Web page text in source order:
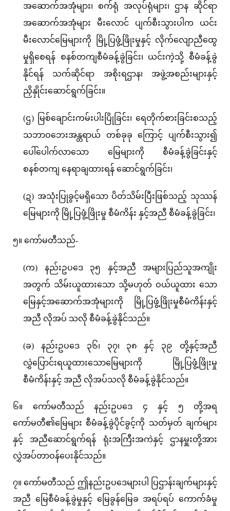
အဆောက်အအုံများ၊ စက်ရုံ အလုပ်ရုံများ၊ ဌာန ဆိုင်ရာ
အဆောက်အအုံများ မီးလောင် ပျက်စီးသွားပါက ယင်း
မီးလောင်မြေများကို မြို့ပြဖွံ့ဖြိုးမှုနှင့် လိုက်လျောညီထွေ
မှုရှိစေရန် စနစ်တကျစီမံခန့်ခွဲခြင်း၊ ယင်းကဲ့သို့ စီမံခန့်ခွဲ
နိုင်ရန် သက်ဆိုင်ရာ အစိုးရဌာန၊ အဖွဲ့အစည်းများနှင့်
ညှိနှိုင်းဆောင်ရွက်ခြင်း။
(ဌ) မြစ်ချောင်းကမ်းပါးပြိုခြင်း၊ ရေတိုက်စားခြင်းစသည့်
သဘာဝဘေးအန္တရာယ် တစ်ခုခု ကြောင့် ပျက်စီးသွား၍
ပေါ်ပေါက်လာသော မြေများကို စီမံခန့်ခွဲခြင်းနှင့်
စနစ်တကျ နေရာချထားရန် ဆောင်ရွက်ခြင်း၊
(ဍ) အသုံးပြုခွင့်မရှိသော ပိတ်သိမ်းပြီးဖြစ်သည့် သုဿန်
မြေများကို မြို့ပြဖွံ့ဖြိုးမှု စီမံကိန်း နှင့်အညီ စီမံခန့်ခွဲခြင်း၊
၅။ ကော်မတီသည်-
(က) နည်းဥပဒေ ၃၅ နှင့်အညီ အများပြည်သူအကျိုး
အတွက် သိမ်းယူထားသော သို့မဟုတ် ဝယ်ယူထား သော
မြေနှင့်အဆောက်အအုံများကို မြို့ပြဖွံ့ဖြိုးမှုစီမံကိန်းနှင့်
အညီ လိုအပ် သလို စီမံခန့်ခွဲနိုင်သည်။
(ခ) နည်းဥပဒေ ၃၆၊ ၃၇၊ ၃၈ နှင့် ၃၉ တို့နှင့်အညီ
လွှဲပြောင်းရယူထားသောမြေများကို မြို့ပြဖွံ့ဖြိုးမှု
စီမံကိန်းနှင့် အညီ လိုအပ်သလို စီမံခန့်ခွဲနိုင်သည်။
၆။ ကော်မတီသည် နည်းဥပဒေ ၄ နှင့် ၅ တို့အရ
ကော်မတီ၏မြေများ စီမံခန့်ခွဲပိုင်ခွင့်ကို သတ်မှတ် ချက်များ
နှင့် အညီဆောင်ရွက်ရန် ရုံးအကြီးအကဲနှင့် ဌာနမှူးတို့အား
လွှဲအပ်တာဝန်ပေးနိုင်သည်။
၇။ ကော်မတီသည် ဤနည်းဥပဒေများပါ ပြဌာန်းချက်များနှင့်
အညီ မြေစီမံခန့်ခွဲမှုနှင့် မြေခွန်မြေခ အရပ်ရပ် ကောက်ခံမှု